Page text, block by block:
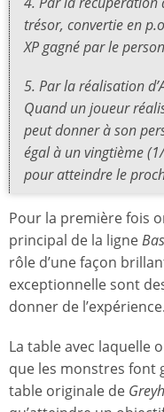
trésor, convertie en
XP gagné par le
5. Par la réalisation
Quand un joueur
peut donner à son
égal à un vingtième
pour atteindre le
Pour la première fois
principal de la ligne
rôle d’une façon
exceptionnelle sont
donner de l’expérience.
La table avec laquelle
que les monstres font
table originale de